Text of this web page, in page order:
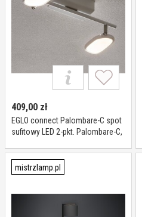
409,00 zł
EGLO connect Palombare-C spot
sufitowy LED 2-pkt. Palombare-C,
opal, przedpokój, tworzywo
sztuczne, nowoczesny
mistrzlamp.pl